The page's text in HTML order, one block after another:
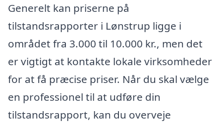
Generelt kan priserne på
tilstandsrapporter i Lønstrup ligge i
området fra 3.000 til 10.000 kr., men det
er vigtigt at kontakte lokale virksomheder
for at få præcise priser. Når du skal vælge
en professionel til at udføre din
tilstandsrapport, kan du overveje